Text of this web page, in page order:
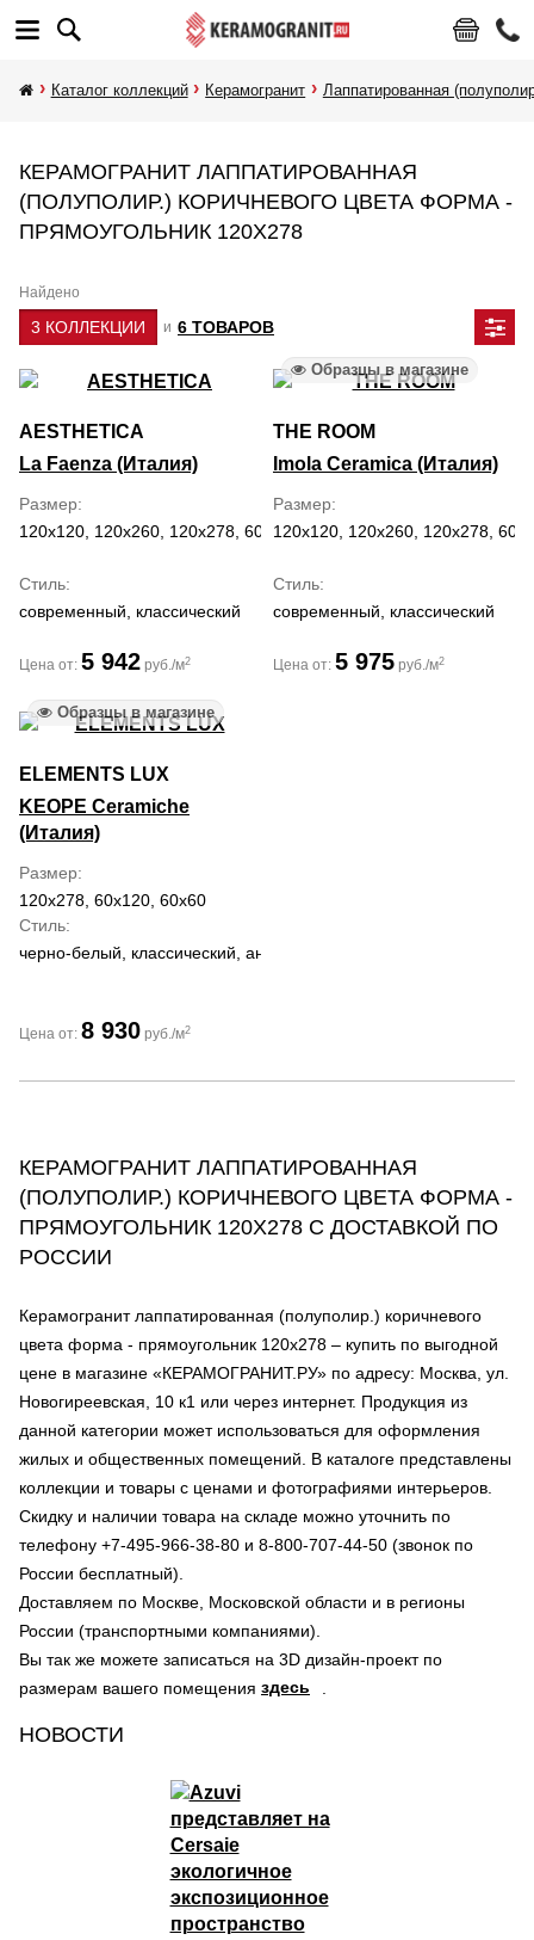
Каталог коллекций Керамогранит Лаппатированная
КЕРАМОГРАНИТ ЛАППАТИРОВАННАЯ
(ПОЛУПОЛИР.) КОРИЧНЕВОГО ЦВЕТА ФОРМА -
ПРЯМОУГОЛЬНИК 120Х278
Найдено
3 КОЛЛЕКЦИИ и 6 ТОВАРОВ
AESTHETICA
La Faenza (Италия)
Размер
120x120, 120x260, 120x278, 60x120
Стиль
современный, классический
Цена от: 5 942 руб./м2
Образцы в магазине
THE ROOM
Imola Ceramica (Италия)
Размер
120x120, 120x260, 120x278,
Стиль
современный, классический
Цена от: 5 975 руб./м2
Образцы в магазине
ELEMENTS LUX
KEOPE Ceramiche
(Италия)
Размер
120x278, 60x120, 60x60
Стиль
черно-белый, классический, античный
Цена от: 8 930 руб./м2
КЕРАМОГРАНИТ ЛАППАТИРОВАННАЯ
(ПОЛУПОЛИР.) КОРИЧНЕВОГО ЦВЕТА ФОРМА -
ПРЯМОУГОЛЬНИК 120Х278 С ДОСТАВКОЙ ПО
РОССИИ
Керамогранит лаппатированная (полуполир.) коричневого
цвета форма - прямоугольник 120х278 – купить по выгодной
цене в магазине «КЕРАМОГРАНИТ.РУ» по адресу: Москва, ул.
Новогиреевская, 10 к1 или через интернет. Продукция из
данной категории может использоваться для оформления
жилых и общественных помещений. В каталоге представлены
коллекции и товары с ценами и фотографиями интерьеров.
Скидку и наличии товара на складе можно уточнить по
телефону +7-495-966-38-80 и 8-800-707-44-50 (звонок по
России бесплатный).
Доставляем по Москве, Московской области и в регионы
России (транспортными компаниями).
Вы так же можете записаться на 3D дизайн-проект по
размерам вашего помещения здесь
НОВОСТИ